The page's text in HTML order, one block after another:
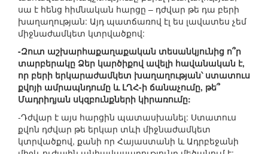
սա է հենց հիմնական հարցը – դժվար թե դա բերի
խաղաղության: Այդ պատճառով էլ ես լավատես չեմ
միջնաժամկետ կտրվածքով:
-Զուտ աշխարհաքաղաքական տեսանկյունից ո՞ր
տարբերակը Ձեր կարծիքով ավելի հավանական է,
որ բերի երկարաժամկետ խաղաղության՝ ստատուս
քվոյի ամրապնդումը և ԼՂՀ-ի ճանաչումը, թե՞
Մադրիդյան սկզբունքների կիրառումը:
-Դժվար է այս հարցին պատասխանել: Ստատուս
քվոն դժվար թե երկար տևի միջնաժամկետ
կտրվածքով, քանի որ Հայաստանի և Ադրբեջանի